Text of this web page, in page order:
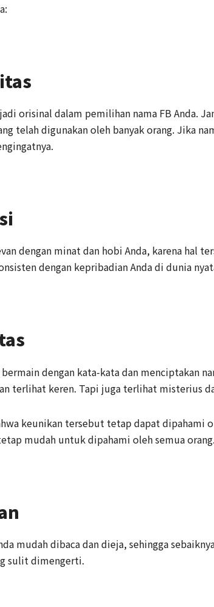
orisinal dalam pemilihan nama FB Anda.
telah digunakan oleh banyak orang. Jika
dengan minat dan hobi Anda, karena hal
dengan kepribadian Anda di dunia
dengan kata-kata dan menciptakan
terlihat keren. Tapi juga terlihat misterius
keunikan tersebut tetap dapat dipahami
mudah untuk dipahami oleh semua orang.
mudah dibaca dan dieja, sehingga
sulit dimengerti.